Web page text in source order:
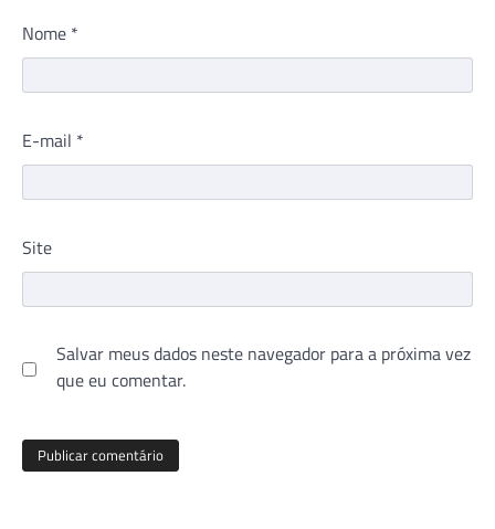
Nome *
E-mail *
Site
Salvar meus dados neste navegador para a próxima vez
que eu comentar.